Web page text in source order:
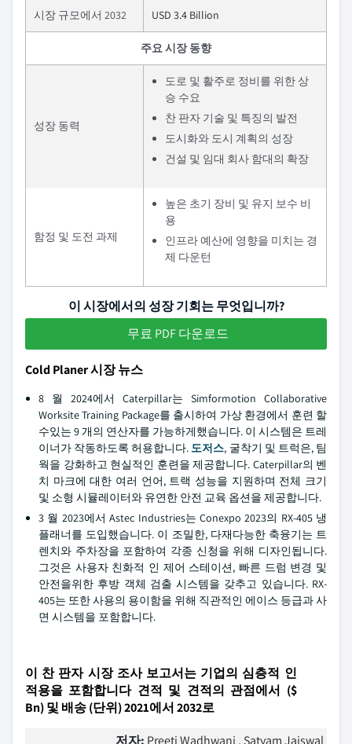
시장 규모에서 2032 USD 3.4 Billion
주요 시장 동향
성장 동력
도로 및 활주로 정비를 위한 상
승 수요
찬 판자 기술 및 특징의 발전
도시화와 도시 계획의 성장
건설 및 임대 회사 함대의 확장
함정 및 도전 과제
높은 초기 장비 및 유지 보수 비
용
인프라 예산에 영향을 미치는 경
제 다운턴
이 시장에서의 성장 기회는 무엇입니까?
무료 PDF 다운로드
Cold Planer 시장 뉴스
8 월 2024에서 Caterpillar는 Simformotion Collaborative
Worksite Training Package를 출시하여 가상 환경에서 훈련 할
수있는 9 개의 연산자를 가능하게했습니다. 이 시스템은 트레
이너가 작동하도록 허용합니다. 도저스, 굴착기 및 트럭은, 팀
웍을 강화하고 현실적인 훈련을 제공합니다. Caterpillar의 벤
치 마크에 대한 여러 언어, 트랙 성능을 지원하며 전체 크기
및 소형 시뮬레이터와 유연한 안전 교육 옵션을 제공합니다.
3 월 2023에서 Astec Industries는 Conexpo 2023의 RX-405 냉
플래너를 도입했습니다. 이 조밀한, 다재다능한 축융기는 트
렌치와 주차장을 포함하여 각종 신청을 위해 디자인됩니다.
그것은 사용자 친화적 인 제어 스테이션, 빠른 드럼 변경 및
안전을위한 후방 객체 검출 시스템을 갖추고 있습니다. RX-
405는 또한 사용의 용이함을 위해 직관적인 에이스 등급과 사
면 시스템을 포함합니다.
이 찬 판자 시장 조사 보고서는 기업의 심층적 인
적용을 포함합니다 견적 및 견적의 관점에서 ($
Bn) 및 배송 (단위) 2021에서 2032로
저자: Preeti Wadhwani , Satyam Jaiswal